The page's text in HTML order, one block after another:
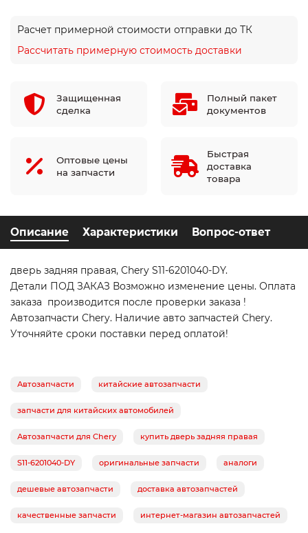
Расчет примерной стоимости отправки до ТК
Рассчитать примерную стоимость доставки
Защищенная
сделка
Полный пакет
документов
Оптовые цены
на запчасти
Быстрая
доставка
товара
Описание Характеристики Вопрос-ответ
дверь задняя правая, Chery S11-6201040-DY.
Детали ПОД ЗАКАЗ Возможно изменение цены. Оплата
заказа производится после проверки заказа !
Автозапчасти Chery. Наличие авто запчастей Chery.
Уточняйте сроки поставки перед оплатой!
Автозапчасти китайские автозапчасти
запчасти для китайских автомобилей
Автозапчасти для Chery купить дверь задняя правая
S11-6201040-DY оригинальные запчасти аналоги
дешевые автозапчасти доставка автозапчастей
качественные запчасти интернет-магазин автозапчастей